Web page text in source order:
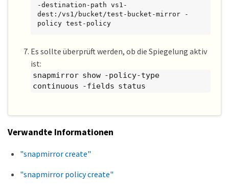
-destination-path vs1-
dest:/vs1/bucket/test-bucket-mirror -
policy test-policy
Es sollte überprüft werden, ob die Spiegelung aktiv
ist:
snapmirror show -policy-type
continuous -fields status
Verwandte Informationen
"snapmirror create"
"snapmirror policy create"